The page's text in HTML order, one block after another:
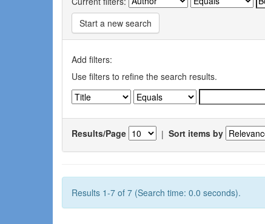
Start a new search
Add filters:
Use filters to refine the search results.
Results/Page | Sort items by
Results 1-7 of 7 (Search time: 0.0 seconds).